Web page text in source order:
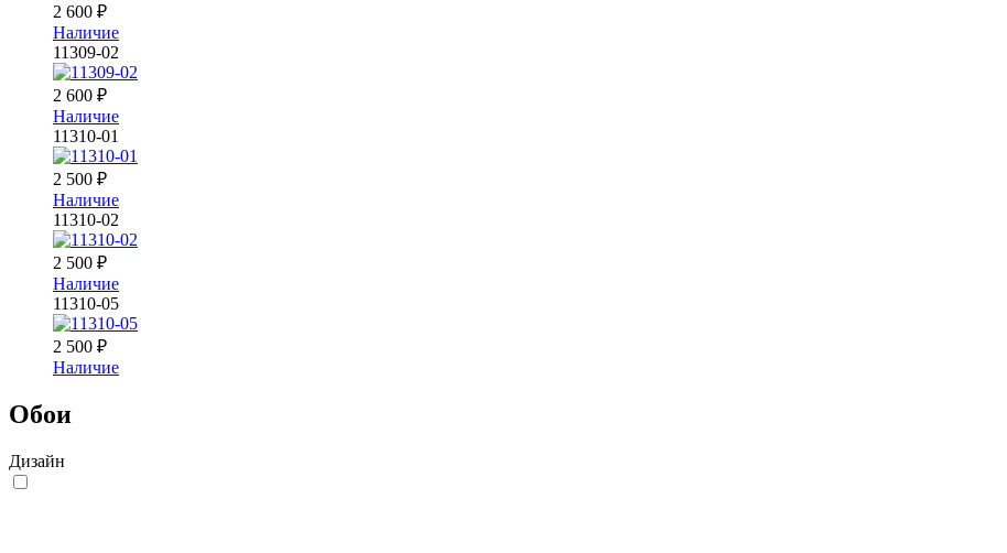
2 600 ₽
Наличие
11309-02
2 600 ₽
Наличие
11310-01
2 500 ₽
Наличие
11310-02
2 500 ₽
Наличие
11310-05
2 500 ₽
Наличие
Обои
Дизайн